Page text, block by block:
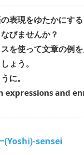
表現をゆたかにす
びませんか？
を使って文章の例
ょう。
に。
expressions and
(Yoshi)-sensei